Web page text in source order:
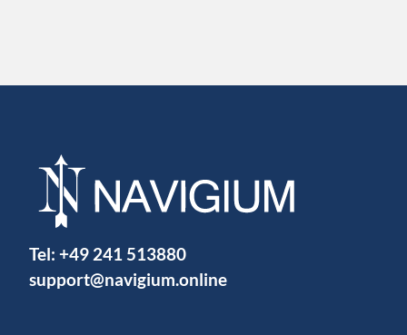
Tel: +49 241 513880
support@navigium.online